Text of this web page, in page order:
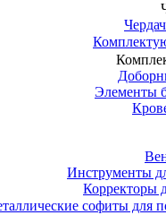
Элементы
Инструменты
Корректоры
софиты для